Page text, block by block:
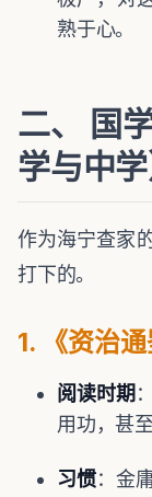
熟于心。
二、 国
学与中学
作为海宁查家
打下的。
1. 《资治通
阅读时期
用功，甚
习惯：金